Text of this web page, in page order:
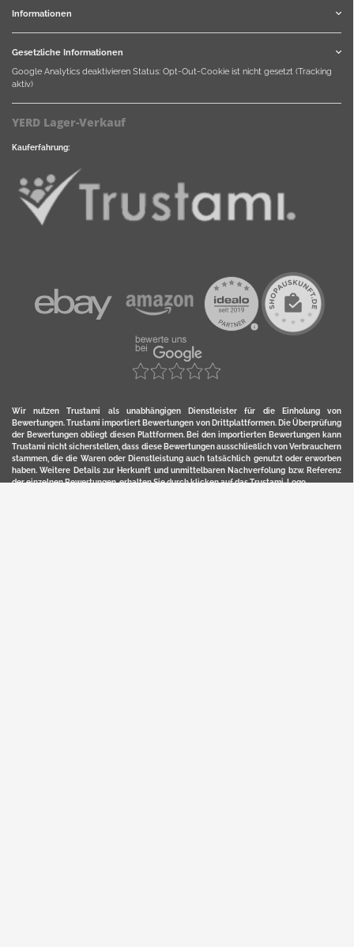
Informationen
Gesetzliche Informationen
Google Analytics deaktivieren Status: Opt-Out-Cookie ist nicht gesetzt (Tracking
aktiv)
YERD Lager-Verkauf
Kauferfahrung:
Wir nutzen Trustami als unabhängigen Dienstleister für die Einholung von
Bewertungen. Trustami importiert Bewertungen von Drittplattformen. Die Überprüfung
der Bewertungen obliegt diesen Plattformen. Bei den importierten Bewertungen kann
Trustami nicht sicherstellen, dass diese Bewertungen ausschließlich von Verbrauchern
stammen, die die Waren oder Dienstleistung auch tatsächlich genutzt oder erworben
haben. Weitere Details zur Herkunft und unmittelbaren Nachverfolung bzw. Referenz
der einzelnen Bewertungen, erhalten Sie durch klicken auf das Trustami-Logo.